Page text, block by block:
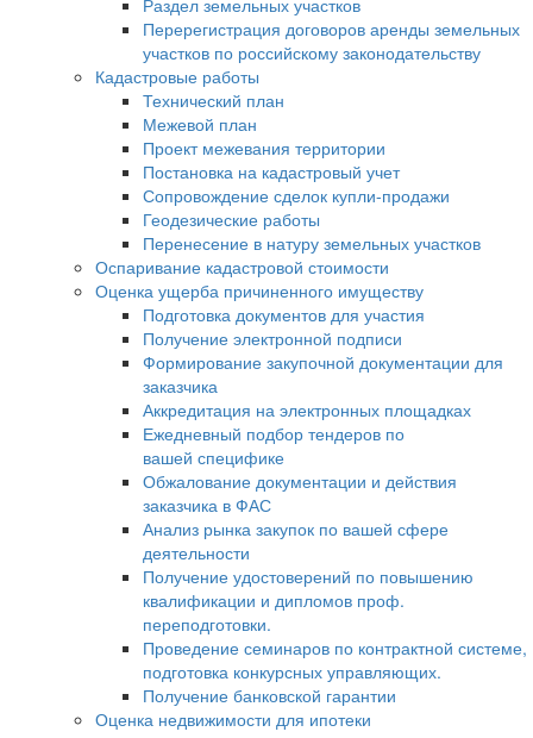
Раздел земельных участков
Перерегистрация договоров аренды земельных
участков по российскому законодательству
Кадастровые работы
Технический план
Межевой план
Проект межевания территории
Постановка на кадастровый учет
Сопровождение сделок купли-продажи
Геодезические работы
Перенесение в натуру земельных участков
Оспаривание кадастровой стоимости
Оценка ущерба причиненного имуществу
Подготовка документов для участия
Получение электронной подписи
Формирование закупочной документации для
заказчика
Аккредитация на электронных площадках
Ежедневный подбор тендеров по
вашей специфике
Обжалование документации и действия
заказчика в ФАС
Анализ рынка закупок по вашей сфере
деятельности
Получение удостоверений по повышению
квалификации и дипломов проф.
переподготовки.
Проведение семинаров по контрактной системе,
подготовка конкурсных управляющих.
Получение банковской гарантии
Оценка недвижимости для ипотеки